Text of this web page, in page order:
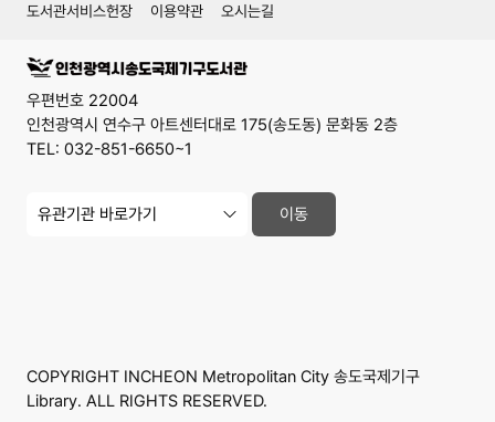
도서관서비스헌장
이용약관 오시는길
우편번호 22004
인천광역시 연수구 아트센터대로 175(송도동) 문화동 2층
TEL: 032-851-6650~1
COPYRIGHT INCHEON Metropolitan City 송도국제기구
Library. ALL RIGHTS RESERVED.
관
가
기
이동